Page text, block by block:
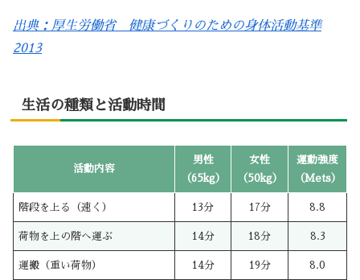
出典：厚生労働省 健康づくりのための身体活動基準
2013
生活の種類と活動時間
活動内容
男性
（65kg）
女性
（50kg）
運動強度
（Mets）
階段を上る（速く） 13分 17分 8.8
荷物を上の階へ運ぶ 14分 18分 8.3
運搬（重い荷物） 14分 19分 8.0